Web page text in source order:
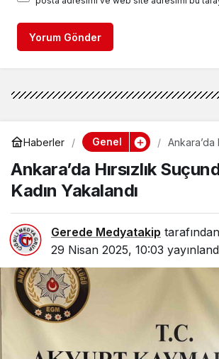
Yorum Gönder
Haberler Genel
Ankara’da
Yakalandı
Ankara’da Hırsızlık
Kadın Yakalandı
Gerede Medyatakip
29 Nisan 2025, 10:03